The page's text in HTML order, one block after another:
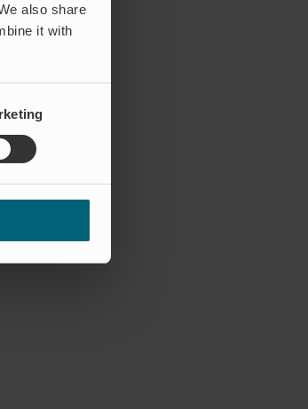
also share
it with